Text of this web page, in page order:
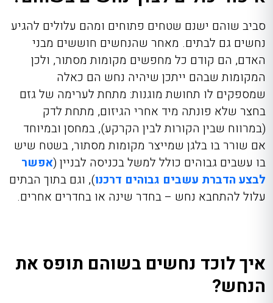
סביב שוהם ישנם שטחים פתוחים ומהם עלולים להגיע
נחשים גם לבתים. מאחר שהנחשים חוששים מבני
האדם, הם קודם כל מחפשים מקומות מסתור, ולכן
המקומות שבהם ייתכן שיהיה נחש הם כאלה
שמספקים לו תחושת מוגנות: מתחת לערימה של גזם
בחצר שלא פונתה מיד אחרי הגיזום, מתחת לדק
(במרווח שבין הקורות לבין הקרקע), במחסן ובמיוחד
אם שורר בו בלגן שמייצר מקומות מסתור, בשטח שיש
בו עשבים גבוהים כולל למשל בכניסה לבניין (אפשר
לבצע הדברת עשבים גבוהים דרכנו), וגם בתוך הבתים
עלול להתחבא נחש – בחדר שינה או בחדרים אחרים.
איך לוכד נחשים בשוהם תופס את
הנחש?